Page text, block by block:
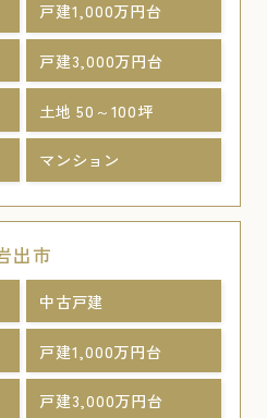
戸建1,000万円台
戸建3,000万円台
土地 50～100坪
マンション
出市
中古戸建
戸建1,000万円台
戸建3,000万円台